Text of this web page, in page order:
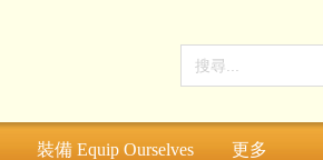
裝備 Equip Ourselves 更多